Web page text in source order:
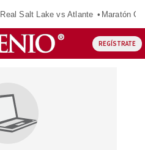
Real Salt Lake vs Atlante Maratón
REGÍSTRATE